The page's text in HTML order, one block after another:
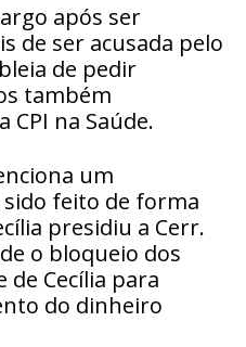
após ser
de ser acusada pelo
de pedir
também
na Saúde.
um
feito de forma
presidiu a Cerr.
o bloqueio dos
de Cecília para
do dinheiro